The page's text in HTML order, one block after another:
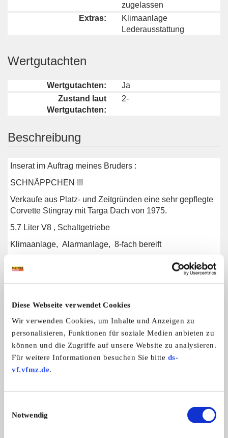
Diese Webseite verwendet Cookies
Wir verwenden Cookies, um Inhalte und Anzeigen zu
personalisieren, Funktionen für soziale Medien anbieten zu
können und die Zugriffe auf unsere Website zu analysieren.
Für weitere Informationen besuchen Sie bitte ds-
vf.vfmz.de.
Notwendig
zugelassen
Extras:
Klimaanlage
Lederausstattung
Wertgutachten
Wertgutachten:
Ja
Zustand laut
Wertgutachten:
2-
Beschreibung
Inserat im Auftrag meines Bruders :
SCHNÄPPCHEN !!!
Verkaufe aus Platz- und Zeitgründen eine sehr gepflegte
Corvette Stingray mit Targa Dach von 1975.
5,7 Liter V8 , Schaltgetriebe
Klimaanlage, Alarmanlage, 8-fach bereift
Alles Originalteile, größtenteils mit Zertifikat aus
Amerika
Weitere Anzeigen dieses Anbieters
ALLE ANZEIGEN